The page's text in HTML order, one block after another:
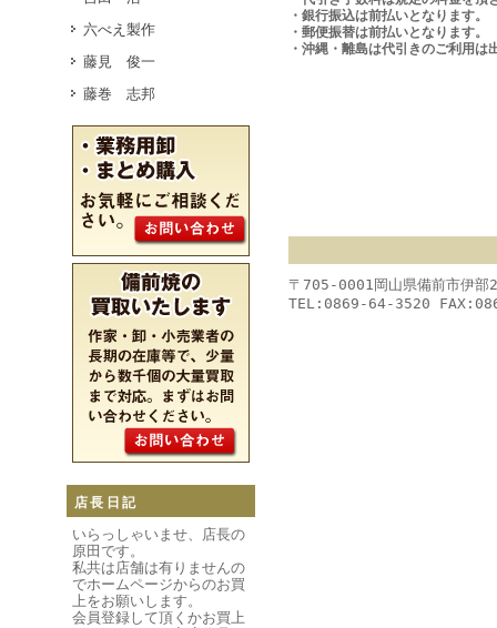
六べえ製作
藤見 俊一
藤巻 志邦
店長日記
いらっしゃいませ、店長の
原田です。
私共は店舗は有りませんの
でホームページからのお買
上をお願いします。
会員登録して頂くかお買上
・銀行振込は前払いとなります。
・郵便振替は前払いとなります。
・沖縄・離島は代引きのご利用は
〒705-0001岡山県備前市伊
TEL:0869-64-3520